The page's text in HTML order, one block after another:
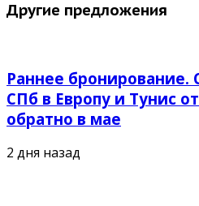
Другие предложения
Раннее бронирование.
СПб в Европу и Тунис
обратно в мае
2 дня назад